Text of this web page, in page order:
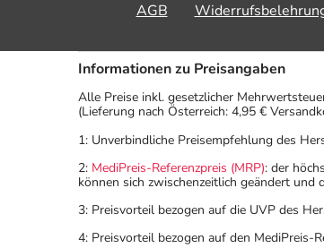
AGB
Informationen zu Preisangaben
Alle Preise inkl. gesetzlicher
(Lieferung nach Österreich: 4,95 €
1: Unverbindliche Preisempfehlung des
2: MediPreis-Referenzpreis (MRP): der
können sich zwischenzeitlich geändert und
3: Preisvorteil bezogen auf die UVP des
4: Preisvorteil bezogen auf den MediPreis-